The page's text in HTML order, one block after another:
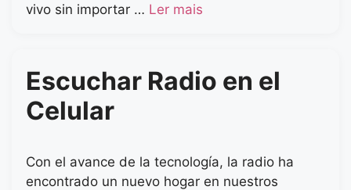
vivo sin importar … Ler mais
Escuchar Radio en el
Celular
Con el avance de la tecnología, la radio ha
encontrado un nuevo hogar en nuestros